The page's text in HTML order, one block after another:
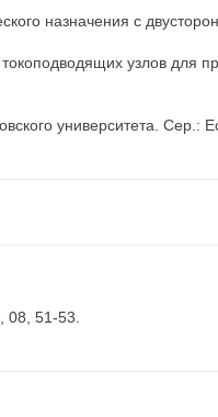
назначения с
узлов для
университета. Сер.:
, 08, 51-53.